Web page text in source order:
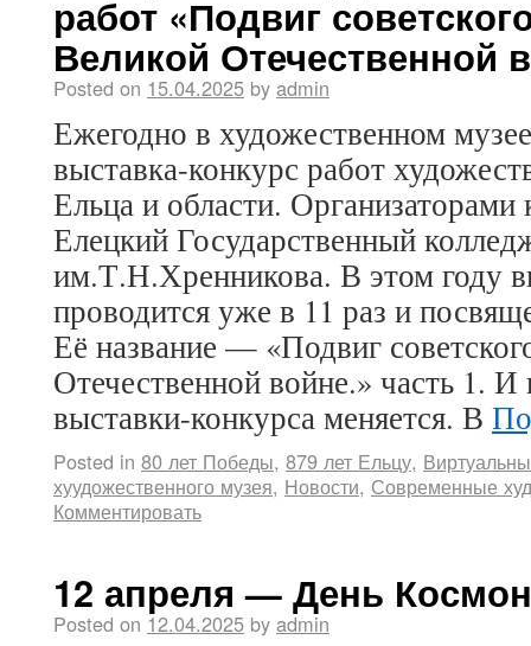
работ «Подвиг
Великой Отечественной
Posted on 15.04.2025 by admin
Ежегодно в художественном
выставка-конкурс работ
Ельца и области. Организаторами
Елецкий Государственный
им.Т.Н.Хренникова. В этом году
проводится уже в 11 раз и
Её название — «Подвиг
Отечественной войне.» часть 1.
выставки-конкурса меняется. В
Posted in 80 лет Победы, 879 лет Ельцу,
хуудожественного музея, Новости, Современные
Комментировать
12 апреля — День
Posted on 12.04.2025 by admin